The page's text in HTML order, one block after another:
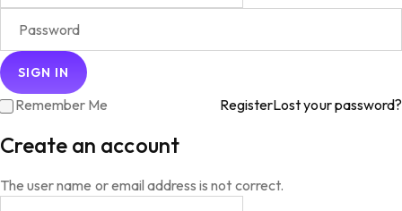
Remember Me RegisterLost your password?
Create an account
The user name or email address is not correct.